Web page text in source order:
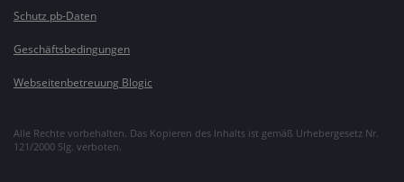
Alle Rechte vorbehalten. Das Kopieren des Inhalts ist gemäß Urhebergesetz Nr.
121/2000 Slg. verboten.
Schutz pb-Daten
Geschäftsbedingungen
Webseitenbetreuung Blogic